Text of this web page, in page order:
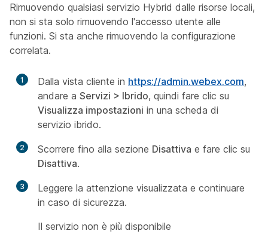
Rimuovendo qualsiasi servizio Hybrid dalle risorse locali,
non si sta solo rimuovendo l'accesso utente alle
funzioni. Si sta anche rimuovendo la configurazione
correlata.
1 Dalla vista cliente in https://admin.webex.com,
andare a Servizi > Ibrido, quindi fare clic su
Visualizza impostazioni in una scheda di
servizio ibrido.
2 Scorrere fino alla sezione Disattiva e fare clic su
Disattiva.
3
Leggere la attenzione visualizzata e continuare
in caso di sicurezza.
Il servizio non è più disponibile